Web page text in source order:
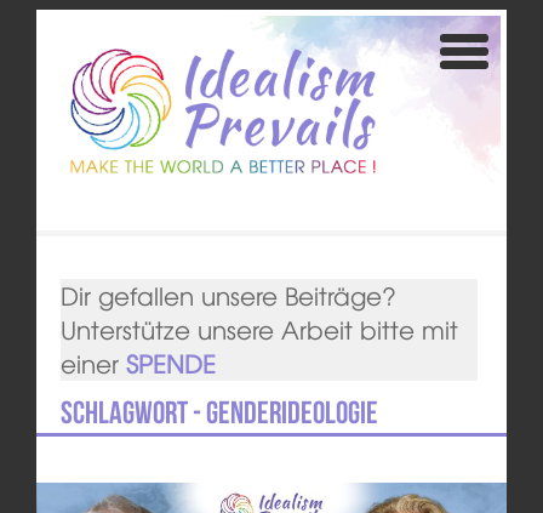
Dir gefallen unsere Beiträge?
Unterstütze unsere Arbeit bitte mit
einer SPENDE
Schlagwort - Genderideologie